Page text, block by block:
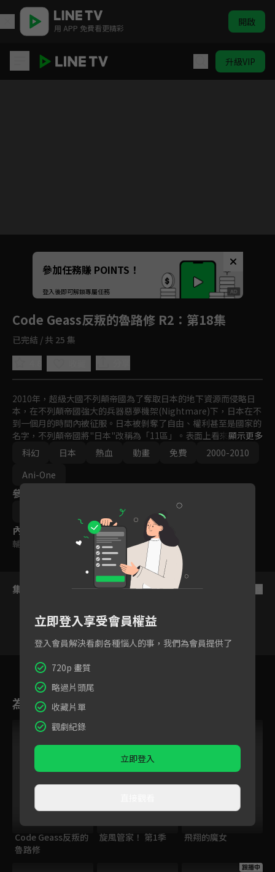
用 APP 免費看更精彩 開啟
升級VIP
Unmute
如有不便請見諒
參加任務賺 POINTS！
登入後即可解鎖專屬任務
Code Geass反叛的魯路修 R2 ：第18集
已完結 / 共 25 集
2010年，超級大國不列顛帝國為了奪取日本的地下資源而侵略日
本，在不列顛帝國強大的兵器惡夢機架(Nightmare)下，日本在不
到一個月的時間內被征服。日本被剝奪了自由、權利甚至是國家的
名字，不列顛帝國將"日本"改稱為「11區」。表面上看來不列顛帝
國的統治似乎牢不可破，但其中早已出現了裂痕。
7年後的2017年，在生死邊緣獲得「Geass」的力量，立志要粉碎
不列顛帝國的黑色王子魯路修，以及獲得惡夢機架蘭斯洛特，立志
從帝國內部進行改革的白色騎士朱雀，影響了整個世界。
顯示更多
科幻
日本 熱血 動畫 免費
2000-2010
Ani-One
參與演員
內容標籤
輔導十二歲級
集數列表
16 17
為您推薦
Code Geass反叛的
魯路修
旋風管家！ 第1季 飛翔的魔女
跟播中
立即登入享受會員權益
登入會員解決看劇各種惱人的事，我們為會員提供了
720p 畫質
略過片頭尾
收藏片單
觀劇紀錄
立即登入